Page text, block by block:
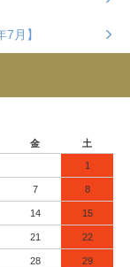
月】
金 土
1
7 8
14 15
21 22
28 29